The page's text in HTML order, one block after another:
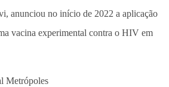
anunciou no início de 2022 a aplicação
vacina experimental contra o HIV em
Metrópoles